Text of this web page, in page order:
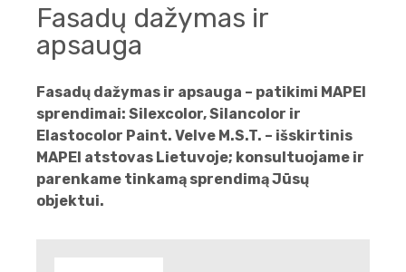
Fasadų dažymas ir
apsauga
Fasadų dažymas ir apsauga – patikimi MAPEI
sprendimai: Silexcolor, Silancolor ir
Elastocolor Paint. Velve M.S.T. – išskirtinis
MAPEI atstovas Lietuvoje; konsultuojame ir
parenkame tinkamą sprendimą Jūsų
objektui.